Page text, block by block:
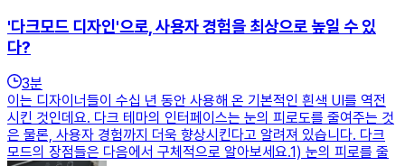
'다크모드 디자인'으로, 사용자 경험을 최상으로 높일 수 있
다?
3분
이는 디자이너들이 수십 년 동안 사용해 온 기본적인 흰색 UI를 역전
시킨 것인데요. 다크 테마의 인터페이스는 눈의 피로도를 줄여주는 것
은 물론, 사용자 경험까지 더욱 향상시킨다고 알려져 있습니다. 다크
모드의 장점들은 다음에서 구체적으로 알아보세요.1) 눈의 피로를 줄